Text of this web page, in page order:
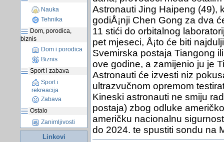
Nauka
Tehnika
Dom, porodica,
biznis
Dom i porodica
Biznis
Sport i zabava
Sport i
rekreacija
Zabava
Ostalo
Zanimljivosti
Linkovi
Astronauti Jing Haipeng (49),
godiÅ¡nji Chen Gong za dva
11 stići do orbitalnog
pet mjeseci, Å¡to će biti
Svemirska postaja Tiangong
ove godine, a zamijenio ju je
Astronauti će izvesti niz
ultrazvučnom opremom
Kineski astronauti ne smiju
postaja) zbog odluke
američku nacionalnu
do 2024. te spustiti sondu na